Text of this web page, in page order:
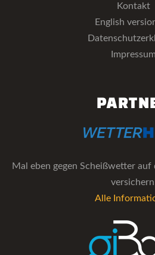
Kontakt
English
Impressum
Mal eben gegen Scheißwetter
Alle